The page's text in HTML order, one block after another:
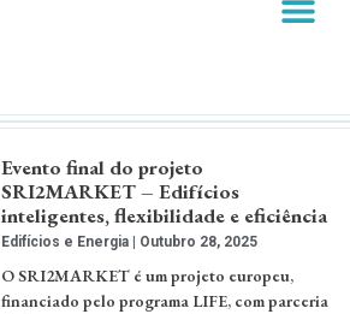
Evento final do projeto
SRI2MARKET – Edifícios
inteligentes, flexibilidade e eficiência
Edifícios e Energia Outubro 28, 2025
O SRI2MARKET é um projeto europeu,
financiado pelo programa LIFE, com parceria